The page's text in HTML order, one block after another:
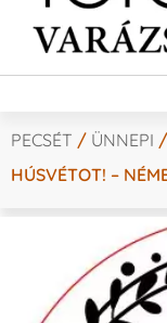
PECSÉT / ÜNNEPI
HÚSVÉTOT! –